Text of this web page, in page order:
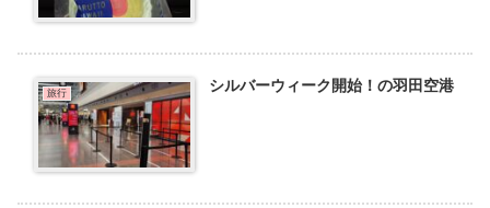
旅行 シルバーウィーク開始！の羽田空港